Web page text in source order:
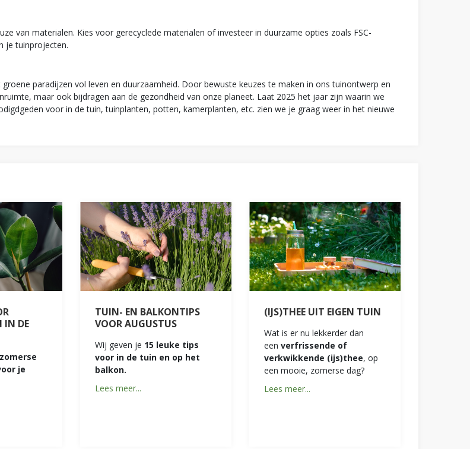
van materialen. Kies voor gerecyclede materialen of investeer in duurzame opties zoals FSC-
je tuinprojecten.
paradijzen vol leven en duurzaamheid. Door bewuste keuzes te maken in ons tuinontwerp en
maar ook bijdragen aan de gezondheid van onze planeet. Laat 2025 het jaar zijn waarin we
voor in de tuin, tuinplanten, potten, kamerplanten, etc. zien we je graag weer in het nieuwe
IN DE
zomerse
je
TUIN- EN BALKONTIPS
VOOR AUGUSTUS
Wij geven je 15 leuke tips
voor in de tuin en op het
balkon.
Lees meer...
(IJS)THEE UIT EIGEN TUIN
Wat is er nu lekkerder dan
een verfrissende of
verkwikkende (ijs)thee, op
een mooie, zomerse dag?
Lees meer...